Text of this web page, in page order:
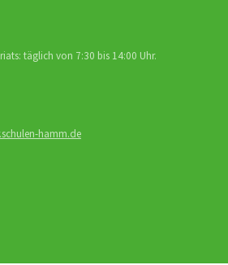
täglich von 7:30 bis 14:00 Uhr.
hamm.de